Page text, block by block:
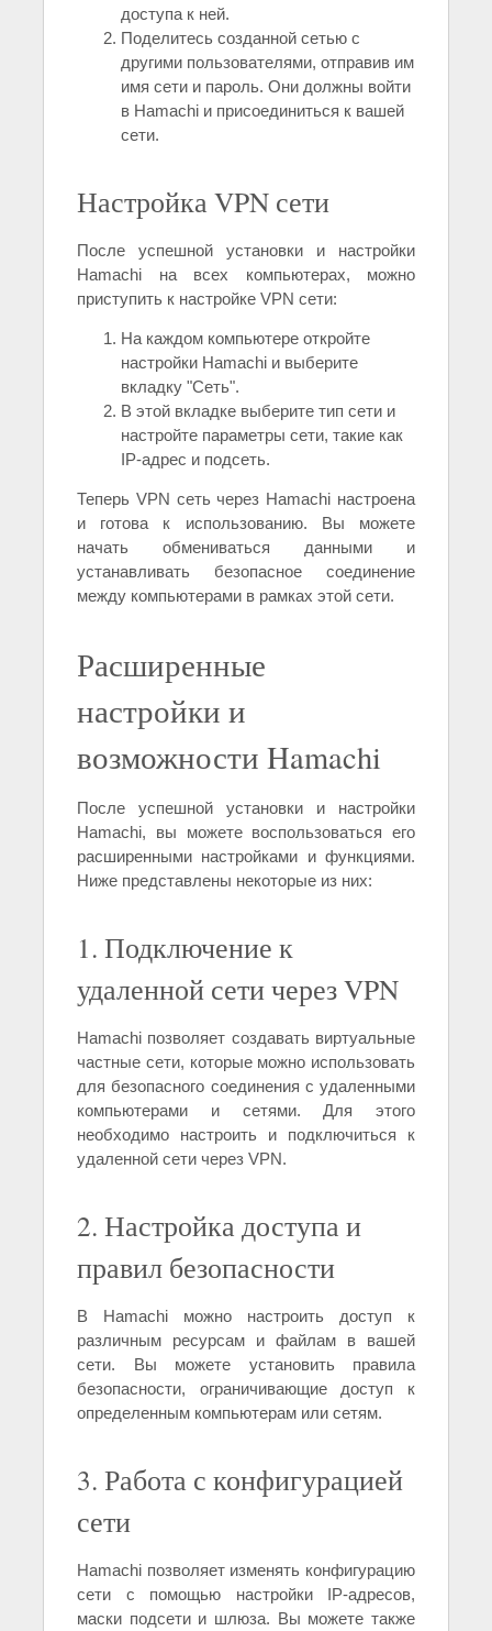
доступа к ней.
Поделитесь созданной сетью с
другими пользователями, отправив им
имя сети и пароль. Они должны войти
в Hamachi и присоединиться к вашей
сети.
Настройка VPN сети
После успешной установки и настройки
Hamachi на всех компьютерах, можно
приступить к настройке VPN сети:
На каждом компьютере откройте
настройки Hamachi и выберите
вкладку "Сеть".
В этой вкладке выберите тип сети и
настройте параметры сети, такие как
IP-адрес и подсеть.
Теперь VPN сеть через Hamachi настроена
и готова к использованию. Вы можете
начать обмениваться данными и
устанавливать безопасное соединение
между компьютерами в рамках этой сети.
Расширенные
настройки и
возможности Hamachi
После успешной установки и настройки
Hamachi, вы можете воспользоваться его
расширенными настройками и функциями.
Ниже представлены некоторые из них:
1. Подключение к
удаленной сети через VPN
Hamachi позволяет создавать виртуальные
частные сети, которые можно использовать
для безопасного соединения с удаленными
компьютерами и сетями. Для этого
необходимо настроить и подключиться к
удаленной сети через VPN.
2. Настройка доступа и
правил безопасности
В Hamachi можно настроить доступ к
различным ресурсам и файлам в вашей
сети. Вы можете установить правила
безопасности, ограничивающие доступ к
определенным компьютерам или сетям.
3. Работа с конфигурацией
сети
Hamachi позволяет изменять конфигурацию
сети с помощью настройки IP-адресов,
маски подсети и шлюза. Вы можете также